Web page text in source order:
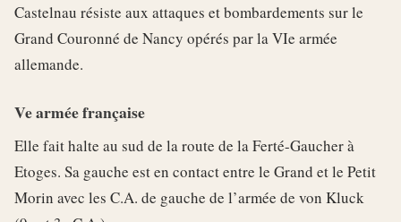
Castelnau résiste aux attaques et bombardements sur le
Grand Couronné de Nancy opérés par la VIe armée
allemande.
Ve armée française
Elle fait halte au sud de la route de la Ferté-Gaucher à
Etoges. Sa gauche est en contact entre le Grand et le Petit
Morin avec les C.A. de gauche de l’armée de von Kluck